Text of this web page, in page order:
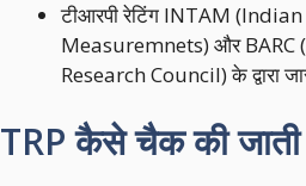
टीआरपी रेटिंग INTAM
Measuremnets) और
Research Council) के द्वारा
TRP कैसे चैक की